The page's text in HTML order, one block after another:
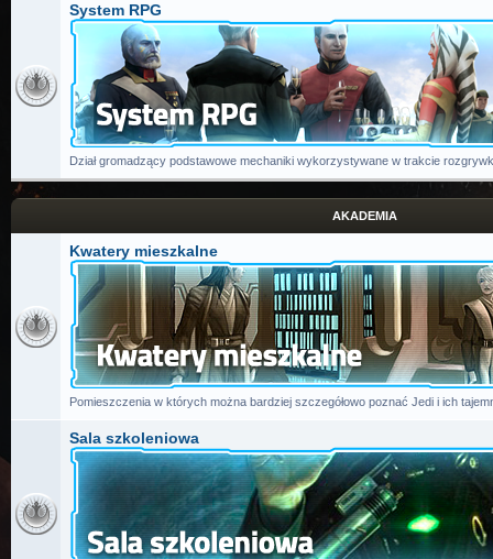
System RPG
Dział gromadzący podstawowe mechaniki wykorzystywane w trakcie
AKADEMIA
Kwatery mieszkalne
Pomieszczenia w których można bardziej szczegółowo poznać Jedi i ich
Sala szkoleniowa